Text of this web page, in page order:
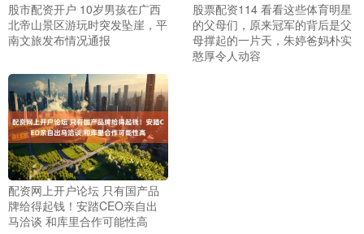
股市配资开户 10岁男孩在广西
北帝山景区游玩时突发坠崖，平
南文旅发布情况通报
股票配资114 看看这些体育明星
的父母们，原来冠军的背后是父
母撑起的一片天，朱婷爸妈朴实
憨厚令人动容
配资网上开户论坛 只有国产品
牌给得起钱！安踏CEO亲自出
马洽谈 和库里合作可能性高